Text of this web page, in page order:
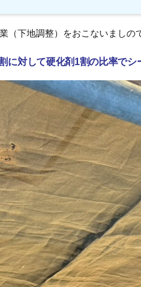
（下地調整）をおこないましの
に対して硬化剤1割の比率でシ